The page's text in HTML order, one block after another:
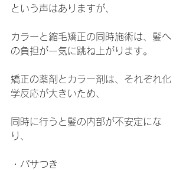
という声はありますが、
カラーと縮毛矯正の同時施術は、髪へ
の負担が一気に跳ね上がります。
矯正の薬剤とカラー剤は、それぞれ化
学反応が大きいため、
同時に行うと髪の内部が不安定にな
り、
・パサつき